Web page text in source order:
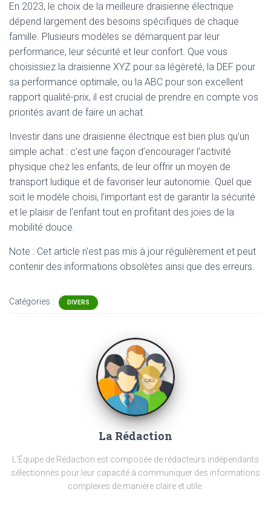
En 2023, le choix de la meilleure draisienne électrique
dépend largement des besoins spécifiques de chaque
famille. Plusieurs modèles se démarquent par leur
performance, leur sécurité et leur confort. Que vous
choisissiez la draisienne XYZ pour sa légèreté, la DEF pour
sa performance optimale, ou la ABC pour son excellent
rapport qualité-prix, il est crucial de prendre en compte vos
priorités avant de faire un achat.
Investir dans une draisienne électrique est bien plus qu’un
simple achat : c’est une façon d’encourager l’activité
physique chez les enfants, de leur offrir un moyen de
transport ludique et de favoriser leur autonomie. Quel que
soit le modèle choisi, l’important est de garantir la sécurité
et le plaisir de l’enfant tout en profitant des joies de la
mobilité douce.
Note : Cet article n'est pas mis à jour régulièrement et peut
contenir des informations obsolètes ainsi que des erreurs.
Catégories : DIVERS
La Rédaction
L'Équipe de Rédaction est composée de rédacteurs indépendants
sélectionnés pour leur capacité à communiquer des informations
complexes de manière claire et utile.